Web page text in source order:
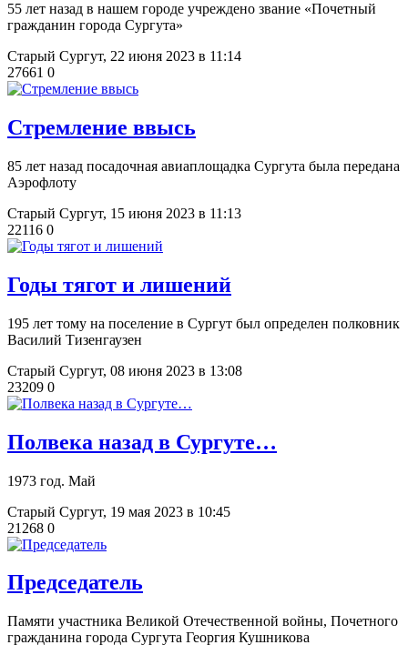
55 лет назад в нашем городе учреждено звание «Почетный
гражданин города Сургута»
Старый Сургут, 22 июня 2023 в 11:14
27661 0
Стремление ввысь
85 лет назад посадочная авиаплощадка Сургута была передана
Аэрофлоту
Старый Сургут, 15 июня 2023 в 11:13
22116 0
Годы тягот и лишений
195 лет тому на поселение в Сургут был определен полковник
Василий Тизенгаузен
Старый Сургут, 08 июня 2023 в 13:08
23209 0
​Полвека назад в Сургуте…
1973 год. Май
Старый Сургут, 19 мая 2023 в 10:45
21268 0
​Председатель
Памяти участника Великой Отечественной войны, Почетного
гражданина города Сургута Георгия Кушникова